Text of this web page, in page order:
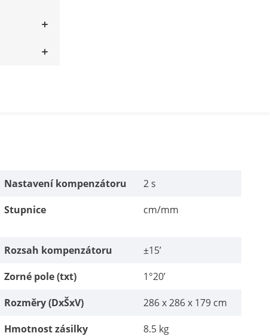
Nastavení kompenzátoru
2 s
Stupnice cm/mm
Rozsah kompenzátoru
±15’
Zorné pole (txt)
1°20’
Rozměry (DxŠxV)
286 x 286 x 179 cm
Hmotnost zásilky 8.5 kg